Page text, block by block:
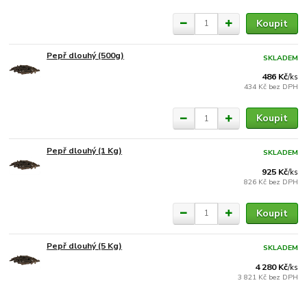
Koupit
Pepř dlouhý (500g)
486 Kč/ks
434 Kč bez DPH
SKLADEM
Koupit
Pepř dlouhý (1 Kg)
925 Kč/ks
826 Kč bez DPH
SKLADEM
Koupit
Pepř dlouhý (5 Kg)
4 280 Kč/ks
3 821 Kč bez DPH
SKLADEM